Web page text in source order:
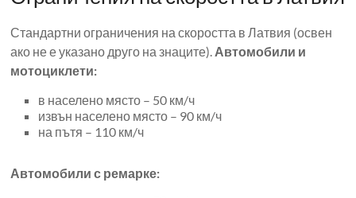
Стандартни ограничения на скоростта в Латвия (освен
ако не е указано друго на знаците). Автомобили и
мотоциклети:
в населено място – 50 км/ч
извън населено място – 90 км/ч
на пътя – 110 км/ч
Автомобили с ремарке: